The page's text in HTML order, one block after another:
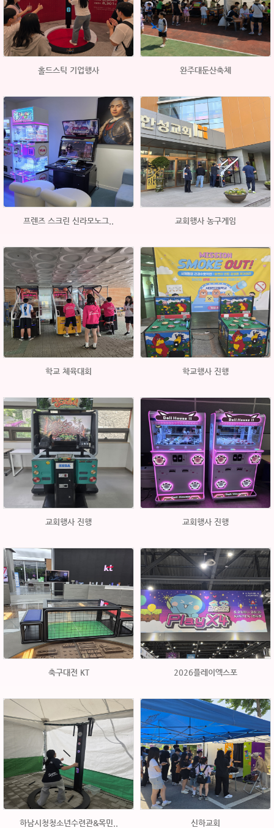
홀드스틱 기업행사 완주대둔산축체
프렌즈 스크린 신라모노그.. 교회행사 농구게임
학교 체육대회 학교행사 진행
교회행사 진행 교회행사 진행
축구대전 KT 2026플레이엑스포
하남시청청소년수련관&목민.. 신하교회